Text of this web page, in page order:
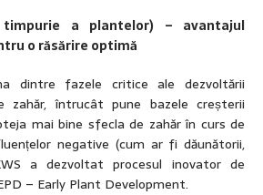
timpurie a plantelor) – avantajul
o răsărire optimă
dintre fazele critice ale dezvoltării
întrucât pune bazele creșterii
mai bine sfecla de zahăr în curs de
negative (cum ar fi dăunătorii,
a dezvoltat procesul inovator de
– Early Plant Development.